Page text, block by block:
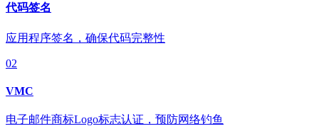
代码签名
应用程序签名，确保代码完整性
02
VMC
电子邮件商标Logo标志认证，预防网络钓鱼